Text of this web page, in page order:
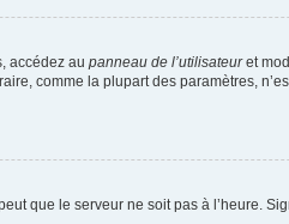
accédez au panneau de l’utilisateuret
comme la plupart des paramètres,
que le serveur ne soit pas à l’heure.